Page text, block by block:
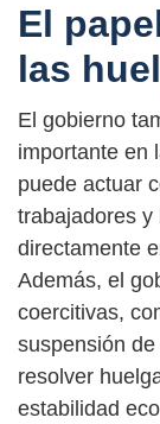
El
las
El gobierno
importante en
puede actuar
trabajadores y
directamente
Además, el
coercitivas,
suspensión
resolver
estabilidad